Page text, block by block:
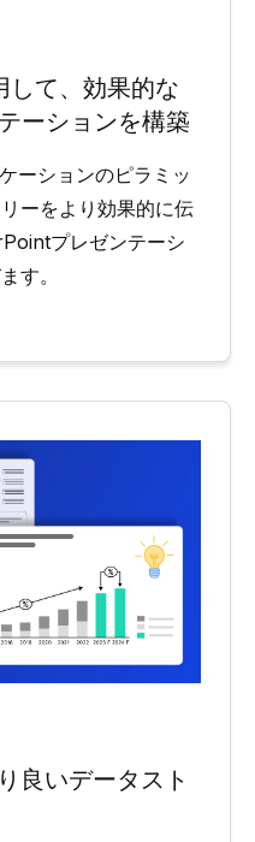
して、効果的な
ーションを構築
ーションのピラミッ
ーをより効果的に伝
プレゼンテーシ
す。
良いデータスト